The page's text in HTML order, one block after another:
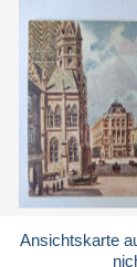
Ansichtskarte